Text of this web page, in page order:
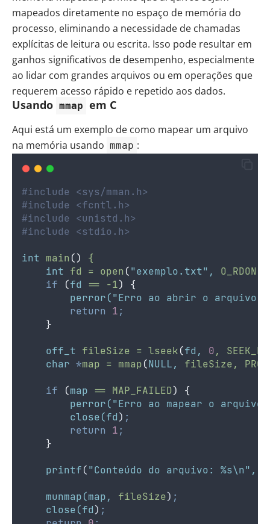
mapeados diretamente no espaço de memória do
processo, eliminando a necessidade de chamadas
explícitas de leitura ou escrita. Isso pode resultar em
ganhos significativos de desempenho, especialmente
ao lidar com grandes arquivos ou em operações que
requerem acesso rápido e repetido aos dados.
Usando mmap em C
Aqui está um exemplo de como mapear um arquivo
na memória usando mmap :
#include <sys/mman.h>
#include <fcntl.h>
#include <unistd.h>
#include <stdio.h>
int main ()
{
int fd = open ("exemplo.txt" , O_RDONLY
if
(fd == -1)
{
perror("Erro ao abrir o arquivo"
return
1;
}
off_t fileSize = lseek(fd, 0,
char *map = mmap(NULL, fileSize,
if (map == MAP_FAILED)
{
perror("Erro ao mapear o arquivo"
close(fd) ;
return
1;
}
printf("Conteúdo do arquivo: %s\n" ,
munmap(map, fileSize) ;
close(fd) ;